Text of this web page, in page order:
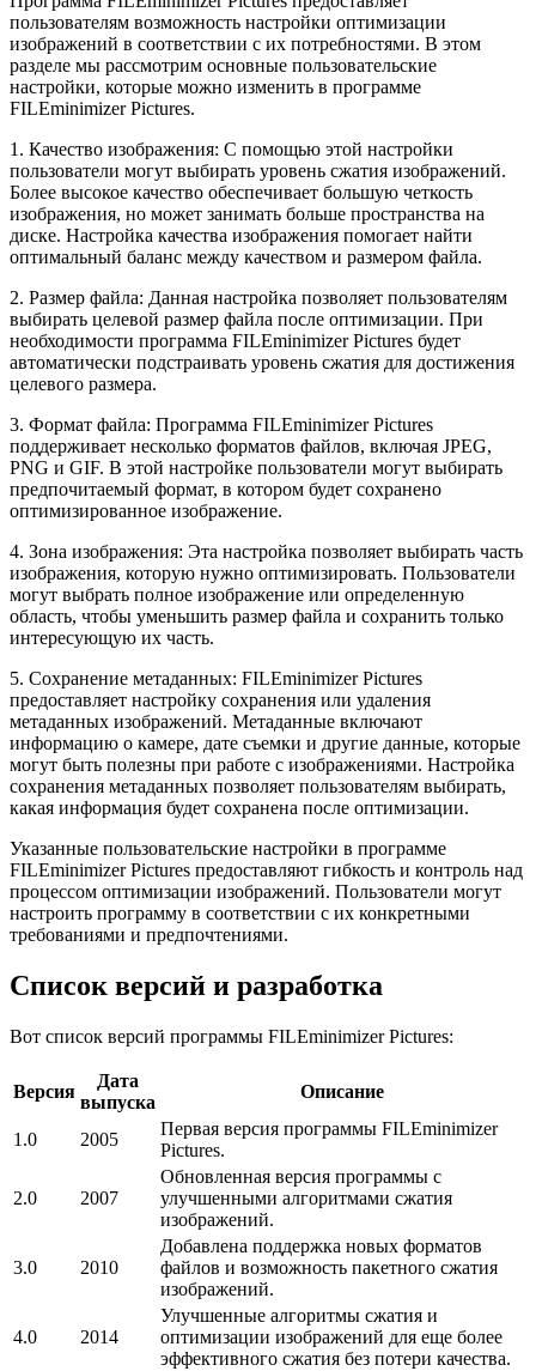
пользователям возможность настройки оптимизации
изображений в соответствии с их потребностями. В этом
разделе мы рассмотрим основные пользовательские
настройки, которые можно изменить в программе
FILEminimizer Pictures.
1. Качество изображения: С помощью этой настройки
пользователи могут выбирать уровень сжатия изображений.
Более высокое качество обеспечивает большую четкость
изображения, но может занимать больше пространства на
диске. Настройка качества изображения помогает найти
оптимальный баланс между качеством и размером файла.
2. Размер файла: Данная настройка позволяет пользователям
выбирать целевой размер файла после оптимизации. При
необходимости программа FILEminimizer Pictures будет
автоматически подстраивать уровень сжатия для достижения
целевого размера.
3. Формат файла: Программа FILEminimizer Pictures
поддерживает несколько форматов файлов, включая JPEG,
PNG и GIF. В этой настройке пользователи могут выбирать
предпочитаемый формат, в котором будет сохранено
оптимизированное изображение.
4. Зона изображения: Эта настройка позволяет выбирать часть
изображения, которую нужно оптимизировать. Пользователи
могут выбрать полное изображение или определенную
область, чтобы уменьшить размер файла и сохранить только
интересующую их часть.
5. Сохранение метаданных: FILEminimizer Pictures
предоставляет настройку сохранения или удаления
метаданных изображений. Метаданные включают
информацию о камере, дате съемки и другие данные, которые
могут быть полезны при работе с изображениями. Настройка
сохранения метаданных позволяет пользователям выбирать,
какая информация будет сохранена после оптимизации.
Указанные пользовательские настройки в программе
FILEminimizer Pictures предоставляют гибкость и контроль над
процессом оптимизации изображений. Пользователи могут
настроить программу в соответствии с их конкретными
требованиями и предпочтениями.
Список версий и разработка
Вот список версий программы FILEminimizer Pictures:
Версия
Дата
выпуска
Описание
1.0 2005
Первая версия программы FILEminimizer
Pictures.
2.0 2007
Обновленная версия программы с
улучшенными алгоритмами сжатия
изображений.
3.0 2010
Добавлена поддержка новых форматов
файлов и возможность пакетного сжатия
изображений.
4.0 2014
Улучшенные алгоритмы сжатия и
оптимизации изображений для еще более
эффективного сжатия без потери качества.